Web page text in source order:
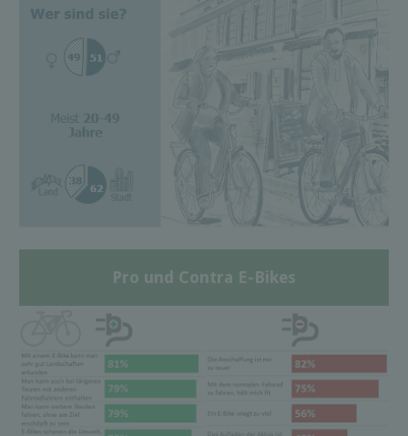
Pro und Contra E-Bikes